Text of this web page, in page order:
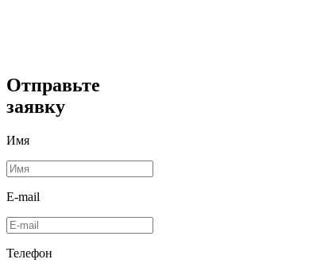
Отправьте
заявку
Имя
E-mail
Телефон